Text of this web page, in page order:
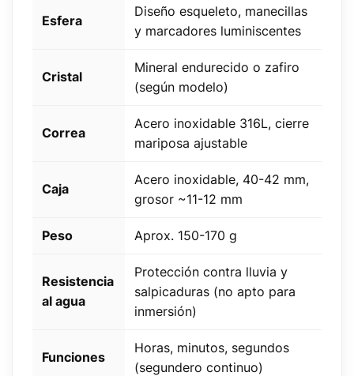
Esfera
Diseño esqueleto, manecillas
y marcadores luminiscentes
Cristal
Mineral endurecido o zafiro
(según modelo)
Correa
Acero inoxidable 316L, cierre
mariposa ajustable
Caja
Acero inoxidable, 40-42 mm,
grosor ~11-12 mm
Peso Aprox. 150-170 g
Resistencia
al agua
Protección contra lluvia y
salpicaduras (no apto para
inmersión)
Funciones
Horas, minutos, segundos
(segundero continuo)